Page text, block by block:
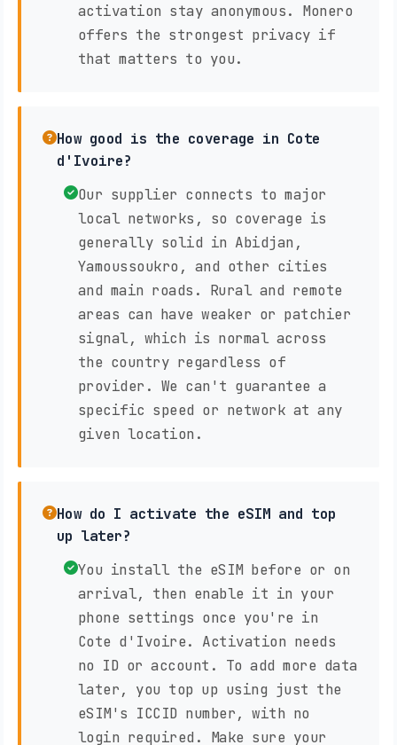
activation stay anonymous. Monero
offers the strongest privacy if
that matters to you.
How good is the coverage in Cote
d'Ivoire?
Our supplier connects to major
local networks, so coverage is
generally solid in Abidjan,
Yamoussoukro, and other cities
and main roads. Rural and remote
areas can have weaker or patchier
signal, which is normal across
the country regardless of
provider. We can't guarantee a
specific speed or network at any
given location.
How do I activate the eSIM and top
up later?
You install the eSIM before or on
arrival, then enable it in your
phone settings once you're in
Cote d'Ivoire. Activation needs
no ID or account. To add more data
later, you top up using just the
eSIM's ICCID number, with no
login required. Make sure your